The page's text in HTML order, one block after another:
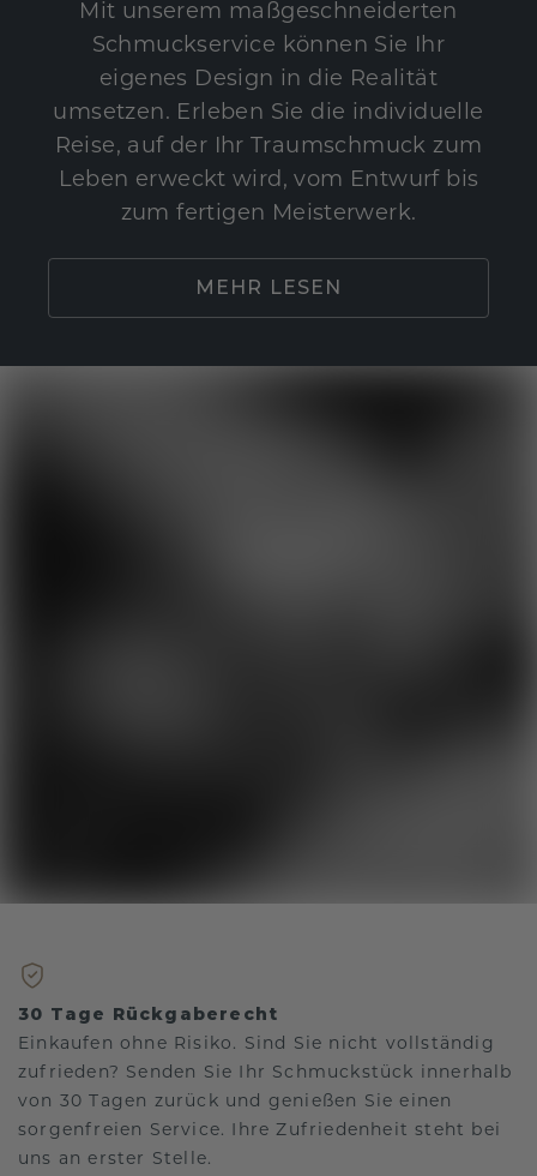
Mit unserem maßgeschneiderten
Schmuckservice können Sie Ihr
eigenes Design in die Realität
umsetzen. Erleben Sie die individuelle
Reise, auf der Ihr Traumschmuck zum
Leben erweckt wird, vom Entwurf bis
zum fertigen Meisterwerk.
MEHR LESEN
30 Tage Rückgaberecht
Einkaufen ohne Risiko. Sind Sie nicht vollständig
zufrieden? Senden Sie Ihr Schmuckstück innerhalb
von 30 Tagen zurück und genießen Sie einen
sorgenfreien Service. Ihre Zufriedenheit steht bei
uns an erster Stelle.